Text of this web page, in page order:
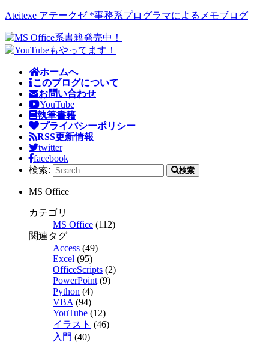
Ateitexe アテークゼ *事務系プログラマによるメモブログ
ホームへ
このブログについて
お問い合わせ
YouTube
執筆書籍
プライバシーポリシー
RSS更新情報
twitter
facebook
検索: 検索
MS Office
カテゴリ
MS Office (112)
関連タグ
Access (49)
Excel (95)
OfficeScripts (2)
PowerPoint (9)
Python (4)
VBA (94)
YouTube (12)
イラスト (46)
入門 (40)